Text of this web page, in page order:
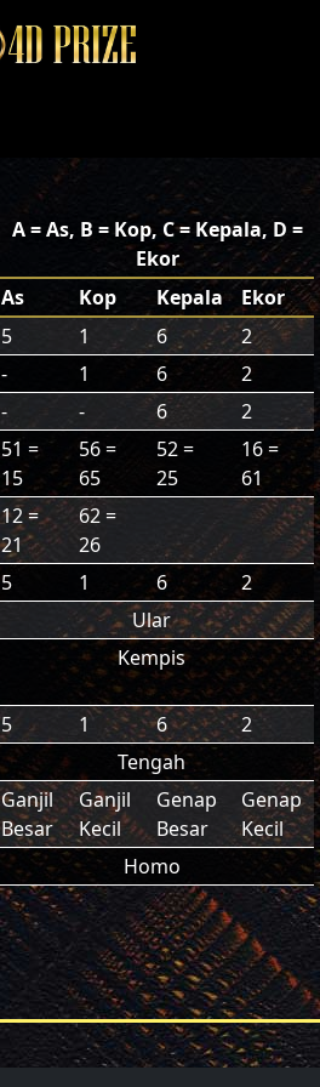
A = As, B = Kop, C = Kepala, D =
Ekor
As
Kop Kepala
Ekor
5 1 6
2
- 1 6
2
- - 6
2
51 =
15
56 =
65
52 =
25
16 =
61
12 =
21
62 =
26
5 1 6
2
Ular
Kempis
5 1 6
2
Tengah
Ganjil
Besar
Ganjil
Kecil
Genap
Besar
Genap
Kecil
Homo